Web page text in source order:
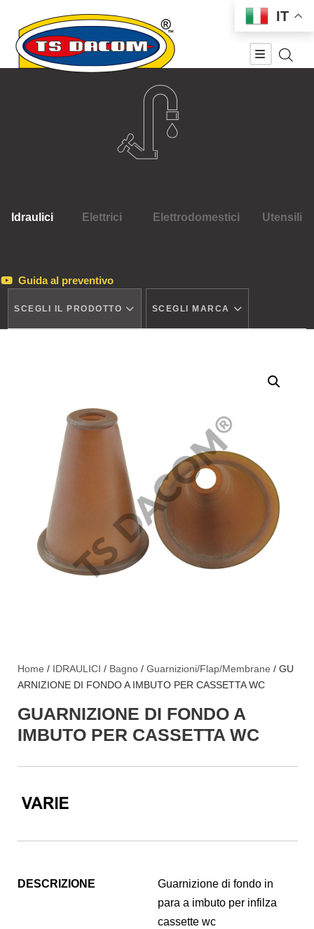
Idraulici Elettrici Elettrodomestici Utensili
Guida al preventivo
SCEGLI IL PRODOTTO SCEGLI MARCA
Home / IDRAULICI / Bagno / Guarnizioni/Flap/Membrane / GU
ARNIZIONE DI FONDO A IMBUTO PER CASSETTA WC
GUARNIZIONE DI FONDO A
IMBUTO PER CASSETTA WC
DESCRIZIONE
Guarnizione di fondo in
para a imbuto per infilza
cassette wc
IT